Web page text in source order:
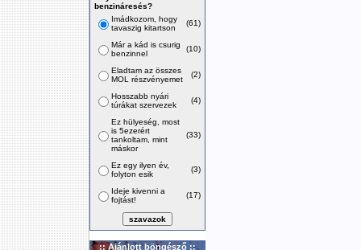
benzináresés?
Imádkozom, hogy
tavaszig kitartson
(61)
Már a kád is csurig
benzinnel
(10)
Eladtam az összes
MOL részvényemet
(2)
Hosszabb nyári
túrákat szervezek
(4)
Ez hülyeség, most
is 5ezerért
tankoltam, mint
máskor
(33)
Ez egy ilyen év,
folyton esik
(3)
Ideje kivenni a
fojtást!
(17)
:: Ajánlott böngésző ::